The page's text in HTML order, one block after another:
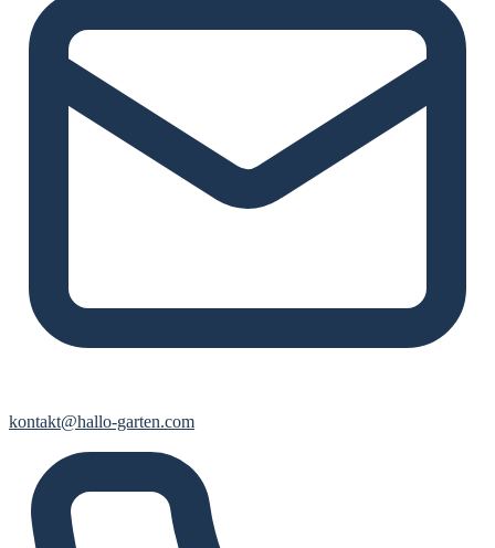
kontakt@hallo-garten.com